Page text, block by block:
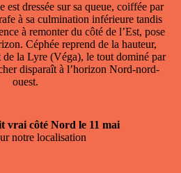
dressée sur sa queue, coiffée par
à sa culmination inférieure tandis
à remonter du côté de l’Est, pose
Céphée reprend de la hauteur,
de la Lyre (Véga), le tout dominé par
disparaît à l’horizon Nord-nord-
ouest.
vrai côté Nord le 11 mai
notre localisation